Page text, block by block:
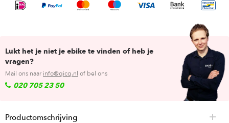
Lukt het je niet je ebike te vinden of heb je
vragen?
Mail ons naar info@qicq.nl of bel ons
020 705 23 50
Productomschrijving